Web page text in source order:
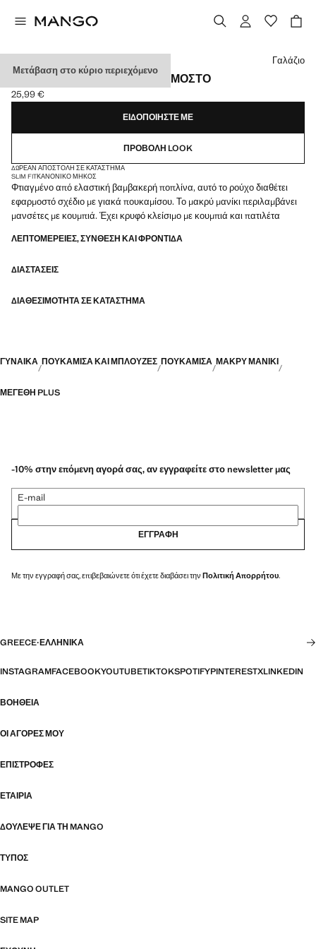
Μετάβαση στο κύριο περιεχόμενο
ΠΟΥΚΆΜΙΣΟ ΠΟΠΛΊΝΑ ΕΦΑΡΜΟΣΤΌ
Ισχύουσα τιμή [25,99 € ]
25,99 €
Διάλεξε χρώμα
Γαλάζιο
ΕΙΔΟΠΟΙΉΣΤΕ ΜΕ
ΠΡΟΒΟΛΉ LOOK
ΔΩΡΕΆΝ ΑΠΟΣΤΟΛΉ ΣΕ ΚΑΤΆΣΤΗΜΑ
SLIM FITΚΑΝΟΝΙΚΌ ΜΉΚΟΣ
Φτιαγμένο από ελαστική βαμβακερή ποπλίνα, αυτό το ρούχο διαθέτει
εφαρμοστό σχέδιο με γιακά πουκαμίσου. Το μακρύ μανίκι περιλαμβάνει
μανσέτες με κουμπιά. Έχει κρυφό κλείσιμο με κουμπιά και πατιλέτα
ΛΕΠΤΟΜΈΡΕΙΕΣ, ΣΎΝΘΕΣΗ ΚΑΙ ΦΡΟΝΤΊΔΑ
ΔΙΑΣΤΆΣΕΙΣ
ΔΙΑΘΕΣΙΜΌΤΗΤΑ ΣΕ ΚΑΤΆΣΤΗΜΑ
ΓΥΝΑΙΚΑ ΠΟΥΚΆΜΙΣΑ ΚΑΙ ΜΠΛΟΎΖΕΣ ΠΟΥΚΑΜΙΣΑ ΜΑΚΡΎ ΜΑΝΊΚΙ
ΜΕΓΈΘΗ PLUS
-10% στην επόμενη αγορά σας, αν εγγραφείτε στο newsletter μας
E-mail
ΕΓΓΡΑΦΉ
Με την εγγραφή σας, επιβεβαιώνετε ότι έχετε διαβάσει την Πολιτική Απορρήτου.
GREECE·ΕΛΛΗΝΙΚΆ
INSTAGRAMFACEBOOKYOUTUBETIKTOKSPOTIFYPINTERESTXLINKEDIN
ΒΟΉΘΕΙΑ
ΟΙ ΑΓΟΡΈΣ ΜΟΥ
ΕΠΙΣΤΡΟΦΈΣ
ΕΤΑΙΡΊΑ
ΔΟΎΛΕΨΕ ΓΙΑ ΤΗ MANGO
ΤΎΠΟΣ
MANGO OUTLET
SITE MAP